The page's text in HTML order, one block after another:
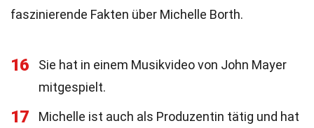
faszinierende Fakten über Michelle Borth.
16
Sie hat in einem Musikvideo von John Mayer
mitgespielt.
17
Michelle ist auch als Produzentin tätig und hat